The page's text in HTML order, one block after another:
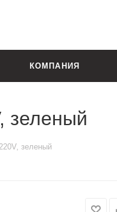
КОМПАНИЯ
зеленый
зеленый